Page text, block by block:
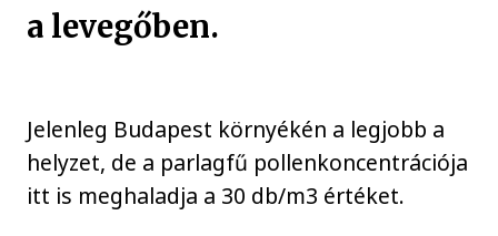
a levegőben.
Jelenleg Budapest környékén a legjobb a
helyzet, de a parlagfű pollenkoncentrációja
itt is meghaladja a 30 db/m3 értéket.